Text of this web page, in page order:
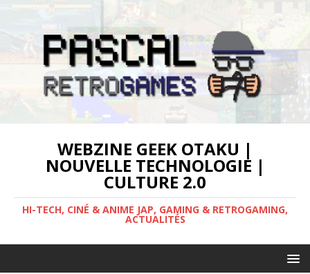
WEBZINE GEEK OTAKU |
NOUVELLE TECHNOLOGIE |
CULTURE 2.0
HI-TECH, CINÉ & ANIME JAP, GAMING & RETROGAMING,
ACTUALITÉS